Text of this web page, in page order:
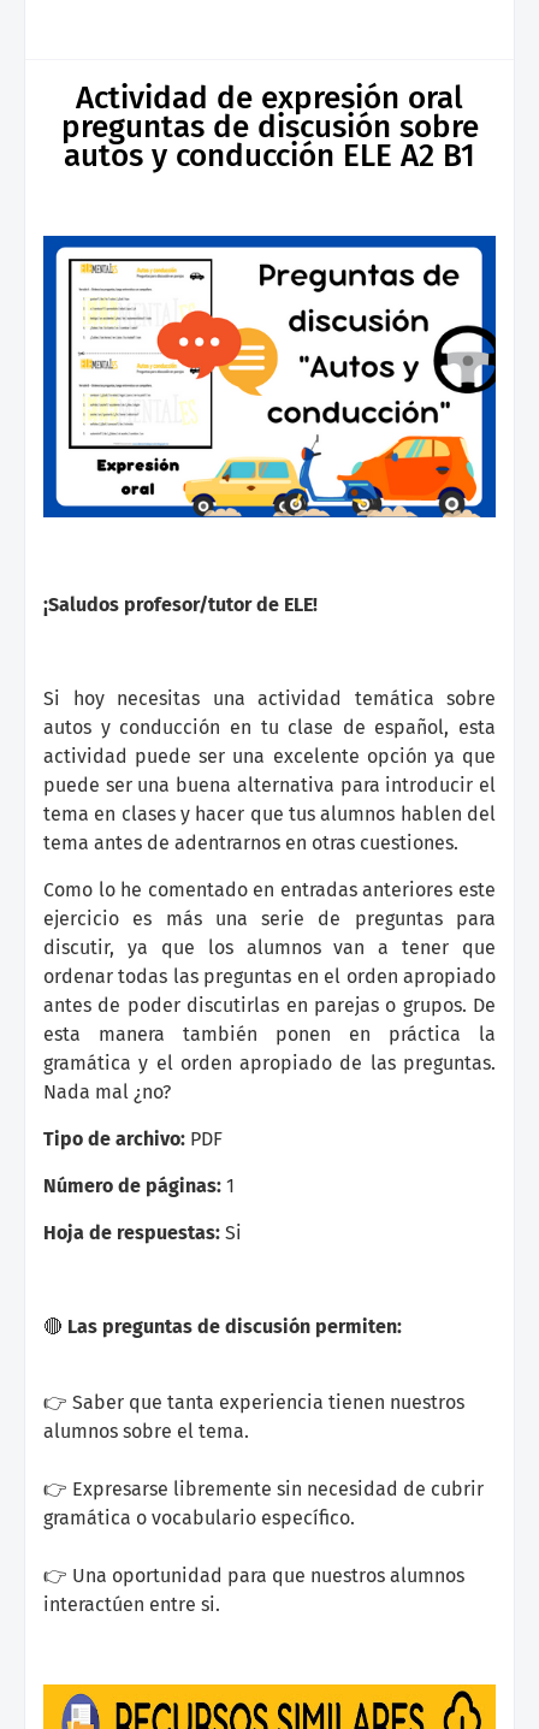
Actividad de expresión oral
preguntas de discusión sobre
autos y conducción ELE A2 B1
¡Saludos profesor/tutor de ELE!
Si hoy necesitas una actividad temática sobre
autos y conducción en tu clase de español, esta
actividad puede ser una excelente opción ya que
puede ser una buena alternativa para introducir el
tema en clases y hacer que tus alumnos hablen del
tema antes de adentrarnos en otras cuestiones.
Como lo he comentado en entradas anteriores este
ejercicio es más una serie de preguntas para
discutir, ya que los alumnos van a tener que
ordenar todas las preguntas en el orden apropiado
antes de poder discutirlas en parejas o grupos. De
esta manera también ponen en práctica la
gramática y el orden apropiado de las preguntas.
Nada mal ¿no?
Tipo de archivo: PDF
Número de páginas: 1
Hoja de respuestas: Si
🔴 Las preguntas de discusión permiten:
👉 Saber que tanta experiencia tienen nuestros
alumnos sobre el tema.
👉 Expresarse libremente sin necesidad de cubrir
gramática o vocabulario específico.
👉 Una oportunidad para que nuestros alumnos
interactúen entre si.